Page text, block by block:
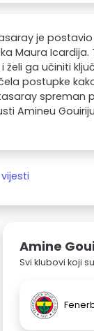
je
Maura Icardija.
ga učiniti
postupke
spreman
Amineu
Amine
Svi klubovi koji